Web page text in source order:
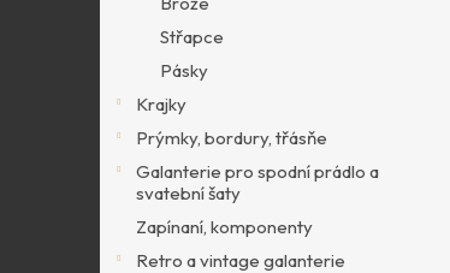
Střapce
Pásky
Krajky
Prýmky, bordury, třásňe
Galanterie pro spodní prádlo a
svatební šaty
Zapínaní, komponenty
Retro a vintage galanterie